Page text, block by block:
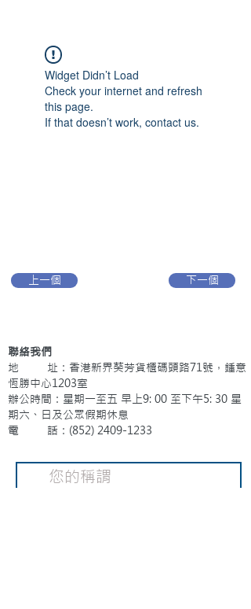
Widget Didn’t Load
Check your internet and refresh
this page.
If that doesn’t work, contact us.
上一個 下一個
聯絡我們
地 址：香港新界葵芳貨櫃碼頭路71號，鍾意
恆勝中心1203室
辦公時間：星期一至五 早上9: 00 至下午5: 30 星
期六、日及公眾假期休息
電 話：(852) 2409-1233